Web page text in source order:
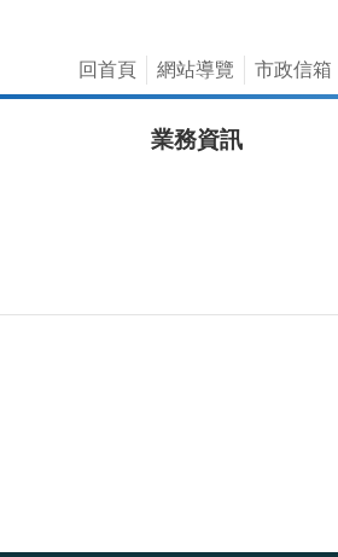
回首頁
網站導覽 市政信箱
業務資訊